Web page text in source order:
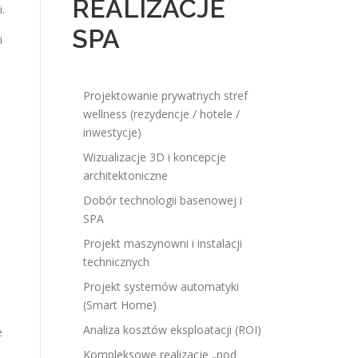
REALIZACJE
SPA
Projektowanie prywatnych stref
wellness (rezydencje / hotele /
inwestycje)
Wizualizacje 3D i koncepcje
architektoniczne
Dobór technologii basenowej i
SPA
Projekt maszynowni i instalacji
technicznych
Projekt systemów automatyki
(Smart Home)
Analiza kosztów eksploatacji (ROI)
Kompleksowe realizacje „pod